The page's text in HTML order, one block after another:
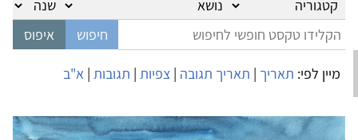
מיין לפי: תאריך | תאריך תגובה | צפיות | תגובות | א"ב